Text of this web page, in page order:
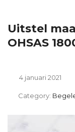
Uitstel
OHSAS
4 januari 2021
Category: